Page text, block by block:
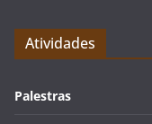
Atividades
Palestras